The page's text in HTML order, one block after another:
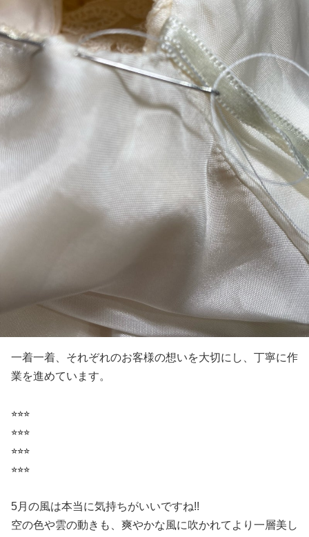
一着一着、それぞれのお客様の想いを大切にし、丁寧に作
業を進めています。
⭐︎⭐︎⭐︎
⭐︎⭐︎⭐︎
⭐︎⭐︎⭐︎
⭐︎⭐︎⭐︎
5月の風は本当に気持ちがいいですね!!
空の色や雲の動きも、爽やかな風に吹かれてより一層美し